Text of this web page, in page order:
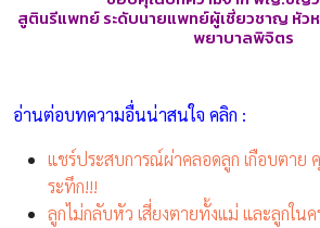
สูตินรีแพทย์ ระดับนายแพทย์ผู้เชี่ยวชาญ หัวห
พยาบาลพิจิตร
อ่านต่อบทความอื่นน่าสนใจ คลิก :
แชร์ประสบการณ์ผ่าคลอดลูก เกือบตาย
ระทึก!!!
ลูกไม่กลับหัว เสี่ยงตายทั้งแม่ และลูกในค